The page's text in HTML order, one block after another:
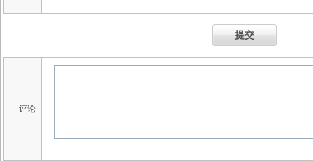
提交
评论